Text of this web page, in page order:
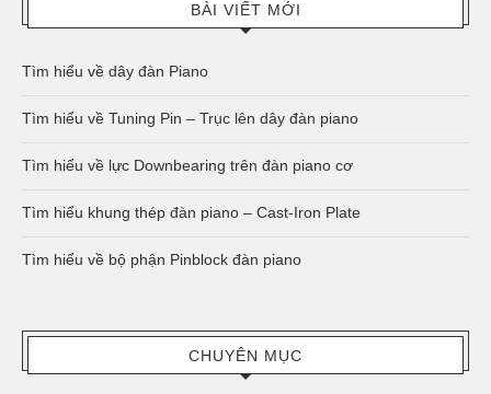
BÀI VIẾT MỚI
Tìm hiểu về dây đàn Piano
Tìm hiểu về Tuning Pin – Trục lên dây đàn piano
Tìm hiểu về lực Downbearing trên đàn piano cơ
Tìm hiểu khung thép đàn piano – Cast-Iron Plate
Tìm hiểu về bộ phận Pinblock đàn piano
CHUYÊN MỤC